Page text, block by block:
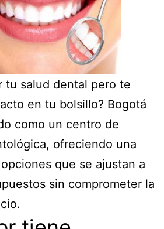
tu salud dental pero te
en tu bolsillo? Bogotá
como un centro de
ofreciendo una
que se ajustan a
sin comprometer la